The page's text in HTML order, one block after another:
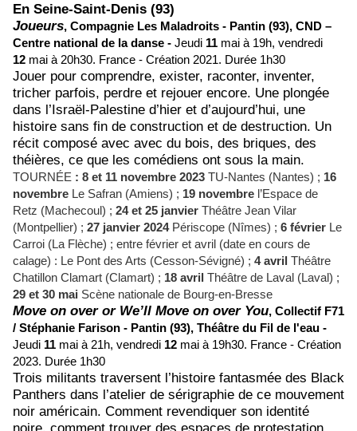
En Seine-Saint-Denis (93)
Joueurs, Compagnie Les Maladroits - Pantin (93), CND –
Centre national de la danse - Jeudi 11 mai à 19h, vendredi
12 mai à 20h30. France - Création 2021. Durée 1h30
Jouer pour comprendre, exister, raconter, inventer,
tricher parfois, perdre et rejouer encore. Une plongée
dans l’Israël-Palestine d’hier et d’aujourd’hui, une
histoire sans fin de construction et de destruction. Un
récit composé avec avec du bois, des briques, des
théières, ce que les comédiens ont sous la main.
TOURNÉE : 8 et 11 novembre 2023 TU-Nantes (Nantes) ; 16
novembre Le Safran (Amiens) ; 19 novembre l’Espace de
Retz (Machecoul) ; 24 et 25 janvier Théâtre Jean Vilar
(Montpellier) ; 27 janvier 2024Périscope (Nîmes) ; 6 février Le
Carroi (La Flèche) ; entre février et avril (date en cours de
calage) : Le Pont des Arts (Cesson-Sévigné) ; 4 avril Théâtre
Chatillon Clamart (Clamart) ; 18 avril Théâtre de Laval (Laval) ;
29 et 30 mai Scène nationale de Bourg-en-Bresse
Move on over or We’ll Move on over You, Collectif F71
/ Stéphanie Farison - Pantin (93), Théâtre du Fil de l'eau -
Jeudi 11 mai à 21h, vendredi 12 mai à 19h30. France - Création
2023. Durée 1h30
Trois militants traversent l’histoire fantasmée des Black
Panthers dans l’atelier de sérigraphie de ce mouvement
noir américain. Comment revendiquer son identité